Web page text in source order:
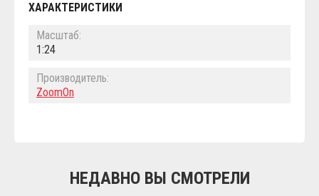
ХАРАКТЕРИСТИКИ
Масштаб:
1:24
Производитель:
ZoomOn
НЕДАВНО ВЫ СМОТРЕЛИ